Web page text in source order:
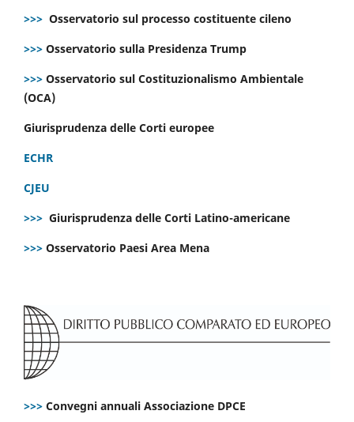
>>> Osservatorio sul processo costituente cileno
>>> Osservatorio sulla Presidenza Trump
>>> Osservatorio sul Costituzionalismo Ambientale
(OCA)
Giurisprudenza delle Corti europee
ECHR
CJEU
>>> Giurisprudenza delle Corti Latino-americane
>>> Osservatorio Paesi Area Mena
>>> Convegni annuali Associazione DPCE